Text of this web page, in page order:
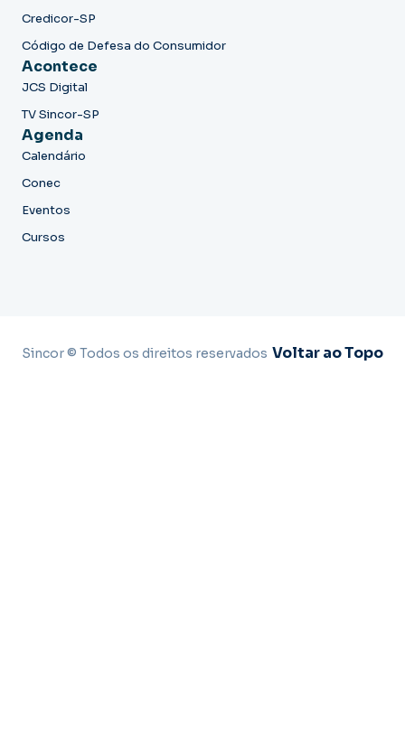
Credicor-SP
Código de Defesa do Consumidor
Acontece
JCS Digital
TV Sincor-SP
Agenda
Calendário
Conec
Eventos
Cursos
Sincor © Todos os direitos reservados Voltar ao Topo